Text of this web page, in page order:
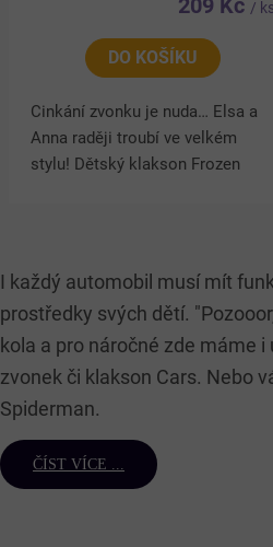
209 Kč /
DO KOŠÍKU
Cinkání zvonku je nuda… Elsa a
Anna raději troubí ve velkém
stylu! Dětský klakson Frozen
Klakson...
I každý automobil musí mít
prostředky svých dětí.
kola a pro náročné zde máme
zvonek či klakson Cars. Nebo
Spiderman.
ČÍST VÍCE ...